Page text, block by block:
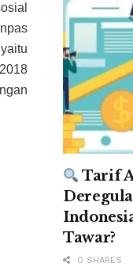
Tarif
Tawar?
0 SHARES